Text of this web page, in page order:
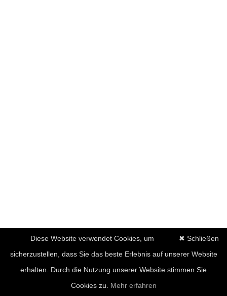
✖ Schließen
Diese Website verwendet Cookies, um
sicherzustellen, dass Sie das beste Erlebnis auf unserer Website
erhalten. Durch die Nutzung unserer Website stimmen Sie
Cookies zu. Mehr erfahren